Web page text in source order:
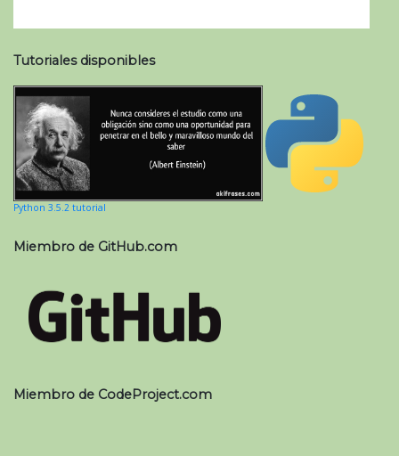
Tutoriales disponibles
Python 3.5.2 tutorial
Miembro de GitHub.com
Miembro de CodeProject.com